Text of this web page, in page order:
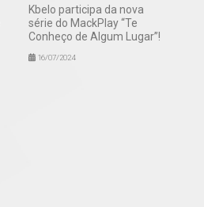
Kbelo participa da nova
série do MackPlay “Te
Conheço de Algum Lugar”!
16/07/2024